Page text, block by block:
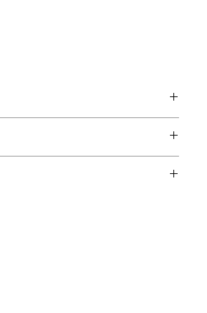
Thick White Papier 70g/m² mit
Clair.